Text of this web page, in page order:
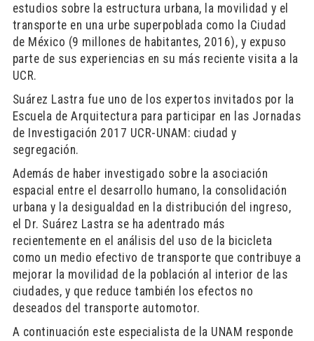
estudios sobre la estructura urbana, la movilidad y el
transporte en una urbe superpoblada como la Ciudad
de México (9 millones de habitantes, 2016), y expuso
parte de sus experiencias en su más reciente visita a la
UCR.
Suárez Lastra fue uno de los expertos invitados por la
Escuela de Arquitectura para participar en las Jornadas
de Investigación 2017 UCR-UNAM: ciudad y
segregación.
Además de haber investigado sobre la asociación
espacial entre el desarrollo humano, la consolidación
urbana y la desigualdad en la distribución del ingreso,
el Dr. Suárez Lastra se ha adentrado más
recientemente en el análisis del uso de la bicicleta
como un medio efectivo de transporte que contribuye a
mejorar la movilidad de la población al interior de las
ciudades, y que reduce también los efectos no
deseados del transporte automotor.
A continuación este especialista de la UNAM responde